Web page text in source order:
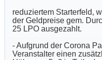
reduziertem Starterfeld,
der Geldpreise gem.
25 LPO ausgezahlt.
- Aufgrund der Corona
Veranstalter einen